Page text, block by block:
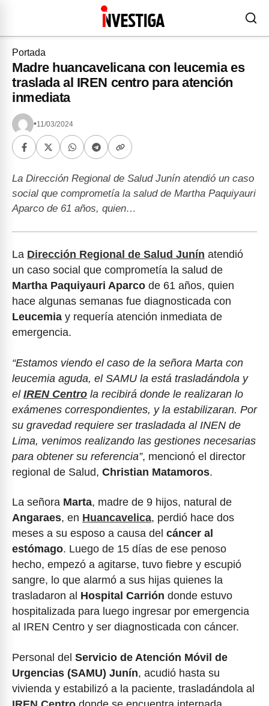
Portada
Madre huancavelicana con leucemia es
traslada al IREN centro para atención
inmediata
•11/03/2024
La Dirección Regional de Salud Junín atendió un caso
social que comprometía la salud de Martha Paquiyauri
Aparco de 61 años, quien…
La Dirección Regional de Salud Junín atendió
un caso social que comprometía la salud de
Martha Paquiyauri Aparco de 61 años, quien
hace algunas semanas fue diagnosticada con
Leucemia y requería atención inmediata de
emergencia.
“Estamos viendo el caso de la señora Marta con
leucemia aguda, el SAMU la está trasladándola y
el IREN Centro la recibirá donde le realizaran lo
exámenes correspondientes, y la estabilizaran. Por
su gravedad requiere ser trasladada al INEN de
Lima, venimos realizando las gestiones necesarias
para obtener su referencia”, mencionó el director
regional de Salud, Christian Matamoros.
La señora Marta, madre de 9 hijos, natural de
Angaraes, en Huancavelica, perdió hace dos
meses a su esposo a causa del cáncer al
estómago. Luego de 15 días de ese penoso
hecho, empezó a agitarse, tuvo fiebre y escupió
sangre, lo que alarmó a sus hijas quienes la
trasladaron al Hospital Carrión donde estuvo
hospitalizada para luego ingresar por emergencia
al IREN Centro y ser diagnosticada con cáncer.
Personal del Servicio de Atención Móvil de
Urgencias (SAMU) Junín, acudió hasta su
vivienda y estabilizó a la paciente, trasladándola al